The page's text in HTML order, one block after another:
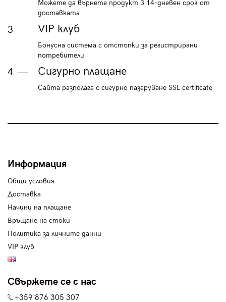
Можете да върнете продукт в 14-дневен срок от
доставката
3 VIP клуб
Бонусна система с отстъпки за регистрирани
потребители
4 Сигурно плащане
Сайта разполага с сигурно пазаруване SSL certificate
Информация
Общи условия
Доставка
Начини на плащане
Връщане на стоки
Политика за личните данни
VIP клуб
Свържете се с нас
+359 876 305 307